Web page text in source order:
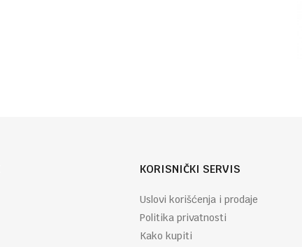
KORISNIČKI SERVIS
Uslovi korišćenja i prodaje
Politika privatnosti
Kako kupiti